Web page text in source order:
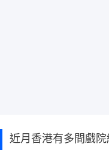
近月香港有多間戲